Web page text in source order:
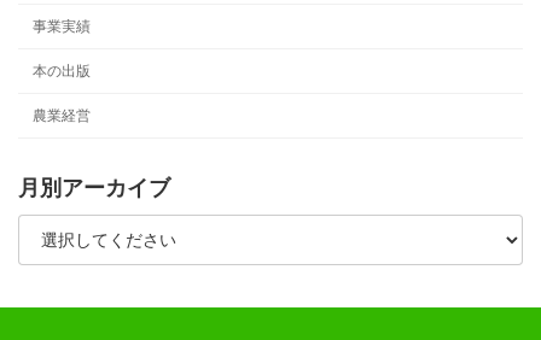
事業実績
本の出版
農業経営
月別アーカイブ